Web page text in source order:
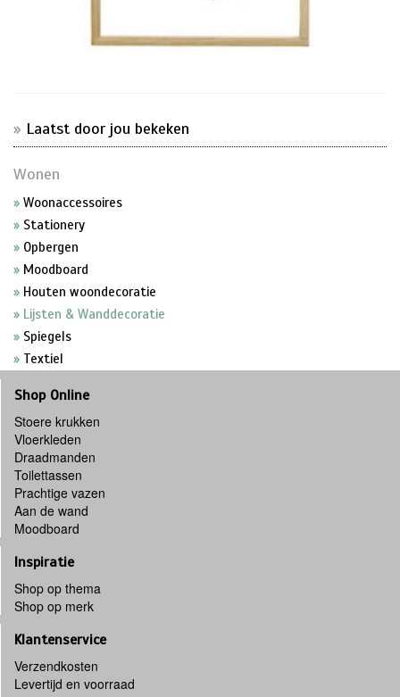
Laatst door jou bekeken
Wonen
Woonaccessoires
Stationery
Opbergen
Moodboard
Houten woondecoratie
Lijsten & Wanddecoratie
Spiegels
Textiel
Shop Online
Stoere krukken
Vloerkleden
Draadmanden
Toilettassen
Prachtige vazen
Aan de wand
Moodboard
Inspiratie
Shop op thema
Shop op merk
Klantenservice
Verzendkosten
Levertijd en voorraad